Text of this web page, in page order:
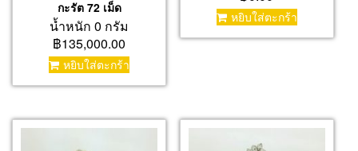
กะรัต 72 เม็ด
น้ำหนัก 0 กรัม
฿135,000.00
หยิบใส่ตะกร้า
หยิบใส่ตะกร้า